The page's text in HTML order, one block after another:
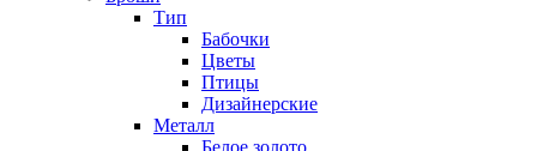
Тип
Бабочки
Цветы
Птицы
Дизайнерские
Металл
Белое золото